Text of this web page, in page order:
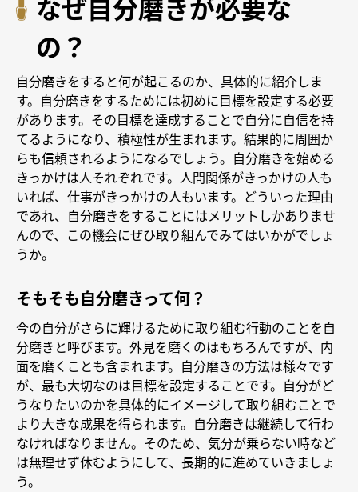
なぜ自分磨きが必要な
の？
自分磨きをすると何が起こるのか、具体的に紹介しま
す。自分磨きをするためには初めに目標を設定する必要
があります。その目標を達成することで自分に自信を持
てるようになり、積極性が生まれます。結果的に周囲か
らも信頼されるようになるでしょう。自分磨きを始める
きっかけは人それぞれです。人間関係がきっかけの人も
いれば、仕事がきっかけの人もいます。どういった理由
であれ、自分磨きをすることにはメリットしかありませ
んので、この機会にぜひ取り組んでみてはいかがでしょ
うか。
そもそも自分磨きって何？
今の自分がさらに輝けるために取り組む行動のことを自
分磨きと呼びます。外見を磨くのはもちろんですが、内
面を磨くことも含まれます。自分磨きの方法は様々です
が、最も大切なのは目標を設定することです。自分がど
うなりたいのかを具体的にイメージして取り組むことで
より大きな成果を得られます。自分磨きは継続して行わ
なければなりません。そのため、気分が乗らない時など
は無理せず休むようにして、長期的に進めていきましょ
う。